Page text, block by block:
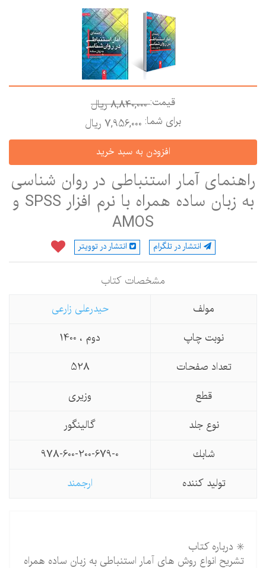
قیمت:8,840,000 ريال
برای شما:7,956,000 ريال
آمار استنباطی در روان شناسی
به زبان ساده همراه با نرم افزار SPSS و
AMOS
انتشار در تلگرام انتشار در توویتر
مشخصات كتاب
مولف
حیدرعلی زارعی
نوبت چاپ
دوم ، 1400
تعداد صفحات
528
قطع
وزیری
نوع جلد
گالینگور
شابك
978-600-200-679-0
تولید كننده
ارجمند
✳️ درباره کتاب
تشریح انواع روش های آمار استنباطی به زبان ساده همراه